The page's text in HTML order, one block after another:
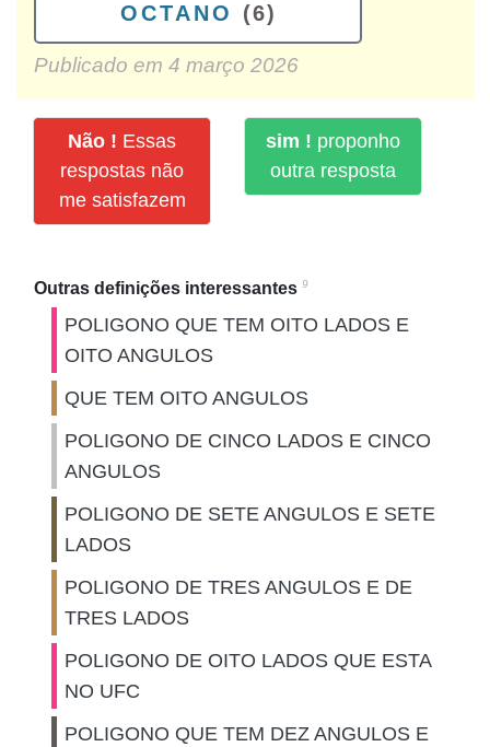
OCTANO (6)
Publicado em 4 março 2026
Não ! Essas
respostas não
me satisfazem
sim ! proponho
outra resposta
Outras definições interessantes 9
POLIGONO QUE TEM OITO LADOS E
OITO ANGULOS
QUE TEM OITO ANGULOS
POLIGONO DE CINCO LADOS E CINCO
ANGULOS
POLIGONO DE SETE ANGULOS E SETE
LADOS
POLIGONO DE TRES ANGULOS E DE
TRES LADOS
POLIGONO DE OITO LADOS QUE ESTA
NO UFC
POLIGONO QUE TEM DEZ ANGULOS E